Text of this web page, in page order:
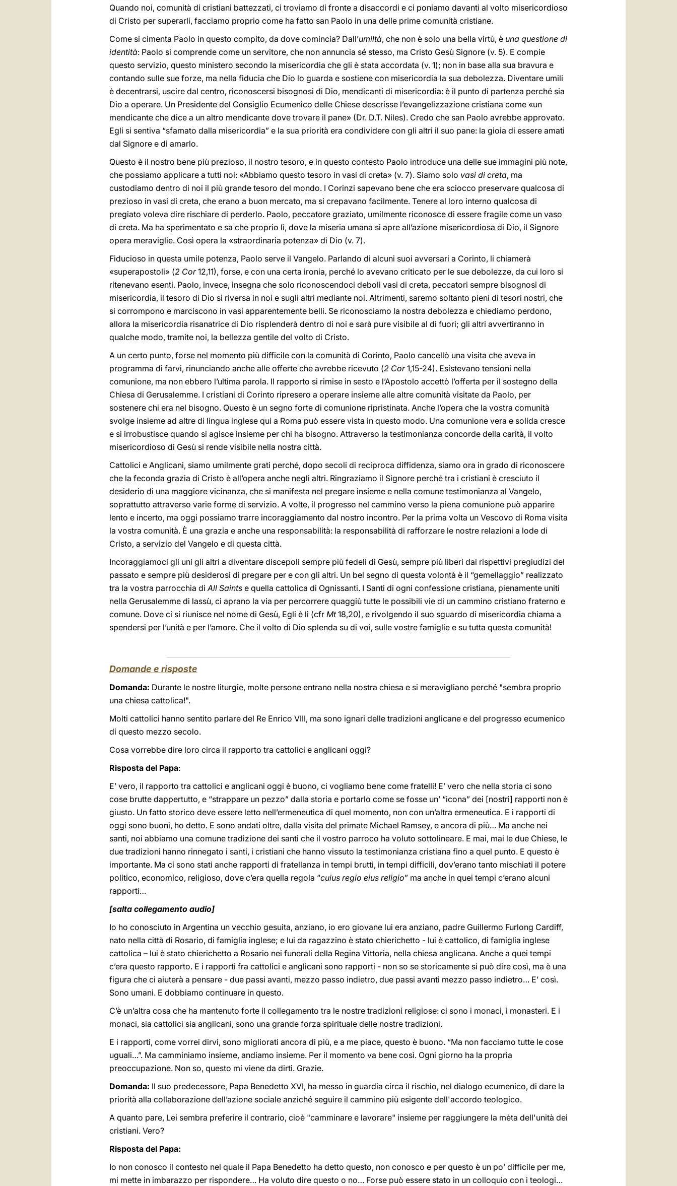
Quando noi, comunità di cristiani battezzati, ci troviamo di fronte a disaccordi e ci poniamo davanti al volto misericordioso
di Cristo per superarli, facciamo proprio come ha fatto san Paolo in una delle prime comunità cristiane.
Come si cimenta Paolo in questo compito, da dove comincia? Dall’umiltà, che non è solo una bella virtù, è una questione di
identità: Paolo si comprende come un servitore, che non annuncia sé stesso, ma Cristo Gesù Signore (v. 5). E compie
questo servizio, questo ministero secondo la misericordia che gli è stata accordata (v. 1); non in base alla sua bravura e
contando sulle sue forze, ma nella fiducia che Dio lo guarda e sostiene con misericordia la sua debolezza. Diventare umili
è decentrarsi, uscire dal centro, riconoscersi bisognosi di Dio, mendicanti di misericordia: è il punto di partenza perché sia
Dio a operare. Un Presidente del Consiglio Ecumenico delle Chiese descrisse l’evangelizzazione cristiana come «un
mendicante che dice a un altro mendicante dove trovare il pane» (Dr. D.T. Niles). Credo che san Paolo avrebbe approvato.
Egli si sentiva “sfamato dalla misericordia” e la sua priorità era condividere con gli altri il suo pane: la gioia di essere amati
dal Signore e di amarlo.
Questo è il nostro bene più prezioso, il nostro tesoro, e in questo contesto Paolo introduce una delle sue immagini più note,
che possiamo applicare a tutti noi: «Abbiamo questo tesoro in vasi di creta» (v. 7). Siamo solo vasi di creta, ma
custodiamo dentro di noi il più grande tesoro del mondo. I Corinzi sapevano bene che era sciocco preservare qualcosa di
prezioso in vasi di creta, che erano a buon mercato, ma si crepavano facilmente. Tenere al loro interno qualcosa di
pregiato voleva dire rischiare di perderlo. Paolo, peccatore graziato, umilmente riconosce di essere fragile come un vaso
di creta. Ma ha sperimentato e sa che proprio lì, dove la miseria umana si apre all’azione misericordiosa di Dio, il Signore
opera meraviglie. Così opera la «straordinaria potenza» di Dio (v. 7).
Fiducioso in questa umile potenza, Paolo serve il Vangelo. Parlando di alcuni suoi avversari a Corinto, li chiamerà
«superapostoli» (2 Cor12,11), forse, e con una certa ironia, perché lo avevano criticato per le sue debolezze, da cui loro si
ritenevano esenti. Paolo, invece, insegna che solo riconoscendoci deboli vasi di creta, peccatori sempre bisognosi di
misericordia, il tesoro di Dio si riversa in noi e sugli altri mediante noi. Altrimenti, saremo soltanto pieni di tesori nostri, che
si corrompono e marciscono in vasi apparentemente belli. Se riconosciamo la nostra debolezza e chiediamo perdono,
allora la misericordia risanatrice di Dio risplenderà dentro di noi e sarà pure visibile al di fuori; gli altri avvertiranno in
qualche modo, tramite noi, la bellezza gentile del volto di Cristo.
A un certo punto, forse nel momento più difficile con la comunità di Corinto, Paolo cancellò una visita che aveva in
programma di farvi, rinunciando anche alle offerte che avrebbe ricevuto (2 Cor1,15-24). Esistevano tensioni nella
comunione, ma non ebbero l’ultima parola. Il rapporto si rimise in sesto e l’Apostolo accettò l’offerta per il sostegno della
Chiesa di Gerusalemme. I cristiani di Corinto ripresero a operare insieme alle altre comunità visitate da Paolo, per
sostenere chi era nel bisogno. Questo è un segno forte di comunione ripristinata. Anche l’opera che la vostra comunità
svolge insieme ad altre di lingua inglese qui a Roma può essere vista in questo modo. Una comunione vera e solida cresce
e si irrobustisce quando si agisce insieme per chi ha bisogno. Attraverso la testimonianza concorde della carità, il volto
misericordioso di Gesù si rende visibile nella nostra città.
Cattolici e Anglicani, siamo umilmente grati perché, dopo secoli di reciproca diffidenza, siamo ora in grado di riconoscere
che la feconda grazia di Cristo è all’opera anche negli altri. Ringraziamo il Signore perché tra i cristiani è cresciuto il
desiderio di una maggiore vicinanza, che si manifesta nel pregare insieme e nella comune testimonianza al Vangelo,
soprattutto attraverso varie forme di servizio. A volte, il progresso nel cammino verso la piena comunione può apparire
lento e incerto, ma oggi possiamo trarre incoraggiamento dal nostro incontro. Per la prima volta un Vescovo di Roma visita
la vostra comunità. È una grazia e anche una responsabilità: la responsabilità di rafforzare le nostre relazioni a lode di
Cristo, a servizio del Vangelo e di questa città.
Incoraggiamoci gli uni gli altri a diventare discepoli sempre più fedeli di Gesù, sempre più liberi dai rispettivi pregiudizi del
passato e sempre più desiderosi di pregare per e con gli altri. Un bel segno di questa volontà è il “gemellaggio” realizzato
tra la vostra parrocchia diAll Saints e quella cattolica di Ognissanti. I Santi di ogni confessione cristiana, pienamente uniti
nella Gerusalemme di lassù, ci aprano la via per percorrere quaggiù tutte le possibili vie di un cammino cristiano fraterno e
comune. Dove ci si riunisce nel nome di Gesù, Egli è lì (cfr Mt18,20), e rivolgendo il suo sguardo di misericordia chiama a
spendersi per l’unità e per l’amore. Che il volto di Dio splenda su di voi, sulle vostre famiglie e su tutta questa comunità!
Domande e risposte
Domanda: Durante le nostre liturgie, molte persone entrano nella nostra chiesa e si meravigliano perché "sembra proprio
una chiesa cattolica!".
Molti cattolici hanno sentito parlare del Re Enrico VIII, ma sono ignari delle tradizioni anglicane e del progresso ecumenico
di questo mezzo secolo.
Cosa vorrebbe dire loro circa il rapporto tra cattolici e anglicani oggi?
Risposta del Papa:
E’ vero, il rapporto tra cattolici e anglicani oggi è buono, ci vogliamo bene come fratelli! E’ vero che nella storia ci sono
cose brutte dappertutto, e “strappare un pezzo” dalla storia e portarlo come se fosse un’ “icona” dei [nostri] rapporti non è
giusto. Un fatto storico deve essere letto nell’ermeneutica di quel momento, non con un’altra ermeneutica. E i rapporti di
oggi sono buoni, ho detto. E sono andati oltre, dalla visita del primate Michael Ramsey, e ancora di più… Ma anche nei
santi, noi abbiamo una comune tradizione dei santi che il vostro parroco ha voluto sottolineare. E mai, mai le due Chiese, le
due tradizioni hanno rinnegato i santi, i cristiani che hanno vissuto la testimonianza cristiana fino a quel punto. E questo è
importante. Ma ci sono stati anche rapporti di fratellanza in tempi brutti, in tempi difficili, dov’erano tanto mischiati il potere
politico, economico, religioso, dove c’era quella regola “cuius regio eius religio” ma anche in quei tempi c’erano alcuni
rapporti…
[salta collegamento audio]
Io ho conosciuto in Argentina un vecchio gesuita, anziano, io ero giovane lui era anziano, padre Guillermo Furlong Cardiff,
nato nella città di Rosario, di famiglia inglese; e lui da ragazzino è stato chierichetto - lui è cattolico, di famiglia inglese
cattolica – lui è stato chierichetto a Rosario nei funerali della Regina Vittoria, nella chiesa anglicana. Anche a quei tempi
c’era questo rapporto. E i rapporti fra cattolici e anglicani sono rapporti - non so se storicamente si può dire così, ma è una
figura che ci aiuterà a pensare - due passi avanti, mezzo passo indietro, due passi avanti mezzo passo indietro… E’ così.
Sono umani. E dobbiamo continuare in questo.
C’è un’altra cosa che ha mantenuto forte il collegamento tra le nostre tradizioni religiose: ci sono i monaci, i monasteri. E i
monaci, sia cattolici sia anglicani, sono una grande forza spirituale delle nostre tradizioni.
E i rapporti, come vorrei dirvi, sono migliorati ancora di più, e a me piace, questo è buono. “Ma non facciamo tutte le cose
uguali…”. Ma camminiamo insieme, andiamo insieme. Per il momento va bene così. Ogni giorno ha la propria
preoccupazione. Non so, questo mi viene da dirti. Grazie.
Domanda: Il suo predecessore, Papa Benedetto XVI, ha messo in guardia circa il rischio, nel dialogo ecumenico, di dare la
priorità alla collaborazione dell’azione sociale anziché seguire il cammino più esigente dell'accordo teologico.
A quanto pare, Lei sembra preferire il contrario, cioè "camminare e lavorare" insieme per raggiungere la mèta dell'unità dei
cristiani. Vero?
Risposta del Papa:
Io non conosco il contesto nel quale il Papa Benedetto ha detto questo, non conosco e per questo è un po’ difficile per me,
mi mette in imbarazzo per rispondere… Ha voluto dire questo o no… Forse può essere stato in un colloquio con i teologi…